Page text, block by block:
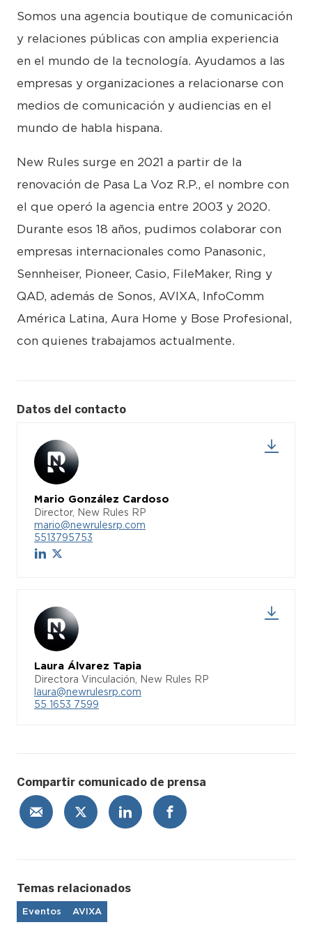
Somos una agencia boutique de comunicación
y relaciones públicas con amplia experiencia
en el mundo de la tecnología. Ayudamos a las
empresas y organizaciones a relacionarse con
medios de comunicación y audiencias en el
mundo de habla hispana.
New Rules surge en 2021 a partir de la
renovación de Pasa La Voz R.P., el nombre con
el que operó la agencia entre 2003 y 2020.
Durante esos 18 años, pudimos colaborar con
empresas internacionales como Panasonic,
Sennheiser, Pioneer, Casio, FileMaker, Ring y
QAD, además de Sonos, AVIXA, InfoComm
América Latina, Aura Home y Bose Profesional,
con quienes trabajamos actualmente.
Datos del contacto
Mario González Cardoso
Director, New Rules RP
mario@newrulesrp.com
5513795753
Laura Álvarez Tapia
Directora Vinculación, New Rules RP
laura@newrulesrp.com
55 1653 7599
Compartir comunicado de prensa
Temas relacionados
Eventos AVIXA